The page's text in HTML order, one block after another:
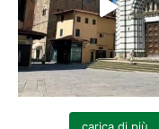
carica di più...